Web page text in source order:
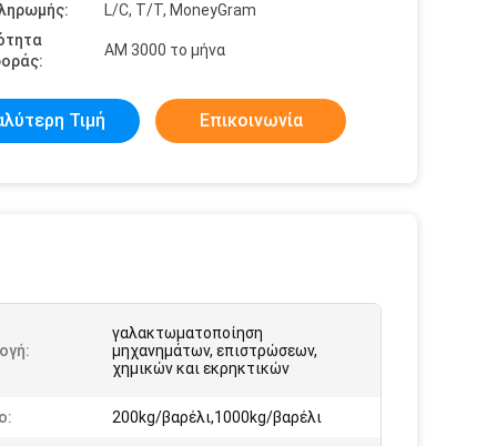
L/C, T/T, MoneyGram
ΑΜ 3000 το μήνα
Τιμή Επικοινωνία
γαλακτωματοποίηση
μηχανημάτων, επιστρώσεων,
χημικών και εκρηκτικών
200kg/βαρέλι,1000kg/βαρέλι